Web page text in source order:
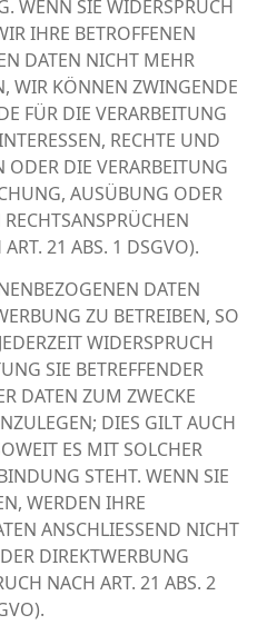
WENN SIE WIDERSPRUCH
IHRE BETROFFENEN
DATEN NICHT MEHR
WIR KÖNNEN ZWINGENDE
FÜR DIE VERARBEITUNG
RECHTE UND
ODER DIE VERARBEITUNG
AUSÜBUNG ODER
21 ABS. 1 DSGVO).
DATEN
ZU BETREIBEN, SO
WIDERSPRUCH
SIE BETREFFENDER
DATEN ZUM ZWECKE
DIES GILT AUCH
ES MIT SOLCHER
STEHT. WENN SIE
WERDEN IHRE
ANSCHLIESSEND NICHT
DIREKTWERBUNG
NACH ART. 21 ABS. 2